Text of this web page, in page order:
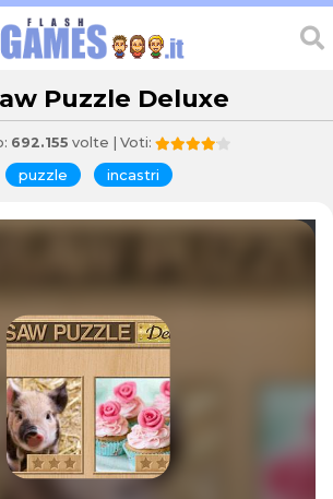
Puzzle Deluxe
692.155 volte | Voti:
puzzle incastri